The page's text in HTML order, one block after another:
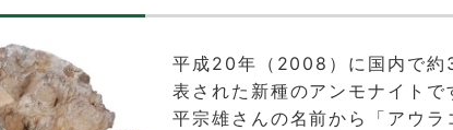
平成20年（2008）に国内で約
表された新種のアンモナイトで
平宗雄さんの名前から「アウラ